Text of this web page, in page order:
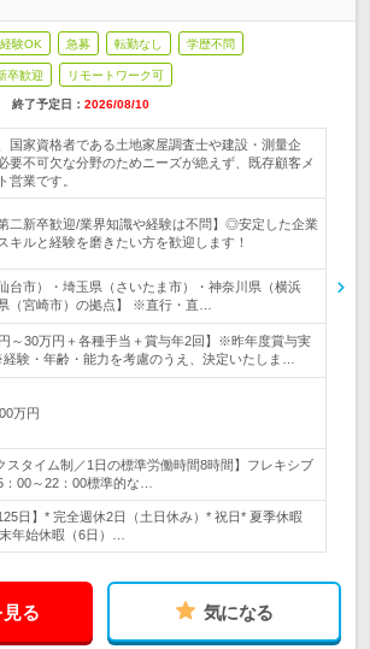
験OK 急募 転勤なし 学歴不問
卒歓迎 リモートワーク可
終了予定日： 2026/08/10
国家資格者である土地家屋調査士や建設・測量企
要不可欠な分野のためニーズが絶えず、既存顧客メ
営業です。
第二新卒歓迎/業界知識や経験は不問】◎安定した企業
キルと経験を磨きたい方を歓迎します！
台市）・埼玉県（さいたま市）・神奈川県（横浜
（宮崎市）の拠点】 ※直行・直…
円～30万円＋各種手当＋賞与年2回】※昨年度賞与実
験・年齢・能力を考慮のうえ、決定いたしま…
万円
スタイム制／1日の標準労働時間8時間】フレキシブ
：00～22：00標準的な…
日】* 完全週休2日（土日休み）* 祝日* 夏季休暇
年始休暇（6日）…
る 気になる